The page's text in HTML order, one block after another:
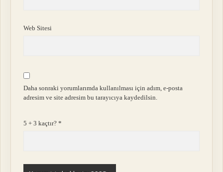
Web Sitesi
Daha sonraki yorumlarımda kullanılması için adım, e-posta
adresim ve site adresim bu tarayıcıya kaydedilsin.
5 + 3 kaçtır?*